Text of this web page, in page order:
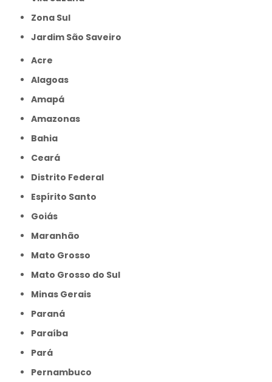
Zona Sul
jardim São Saveiro
Acre
Alagoas
Amapá
Amazonas
Bahia
Ceará
Distrito Federal
Espírito Santo
Goiás
Maranhão
Mato Grosso
Mato Grosso do Sul
Minas Gerais
Paraná
Paraíba
Pará
Pernambuco